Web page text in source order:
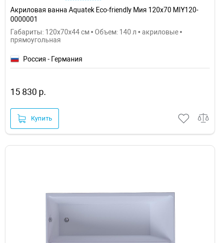
Акриловая ванна Aquatek Eco-friendly Мия 120x70 MIY120-
0000001
Габариты: 120x70x44 см • Объем: 140 л • акриловые •
прямоугольная
Россия - Германия
15 830 р.
Купить